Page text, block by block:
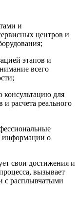
и
центров и
этапов и
всего
консультацию для
расчета реального
информации о
свои достижения и
вызывает
с расплывчатыми